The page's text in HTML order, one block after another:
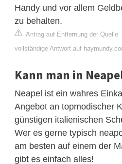
Handy und vor allem
zu behalten.
Antrag auf Entfernung der Quelle
vollständige Antwort auf
Kann man in
Neapel ist ein wahres
Angebot an topmodischer
günstigen italienischen
Wer es gerne typisch
am besten auf einem der
gibt es einfach alles!